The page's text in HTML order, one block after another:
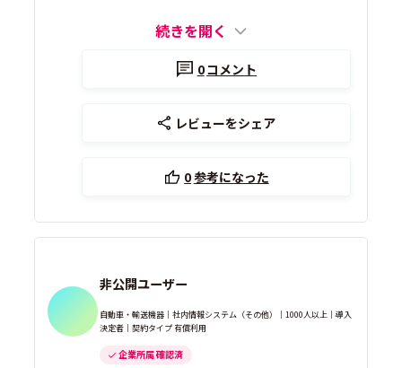
続きを開く
0コメント
レビューをシェア
0参考になった
非公開ユーザー
自動車・輸送機器｜社内情報システム（その他）｜1000人以上｜導入
決定者｜契約タイプ 有償利用
企業所属 確認済